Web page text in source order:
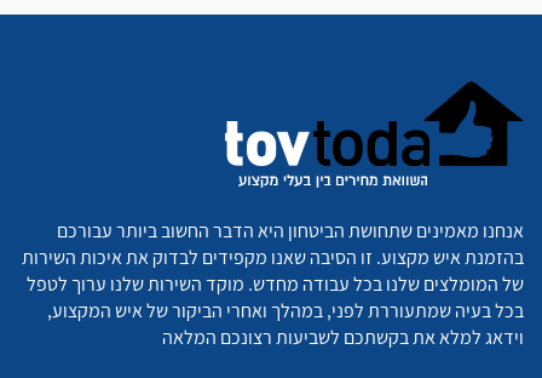
אנחנו מאמינים שתחושת הביטחון היא הדבר החשוב ביותר עבורכם
בהזמנת איש מקצוע. זו הסיבה שאנו מקפידים לבדוק את איכות השירות
של המומלצים שלנו בכל עבודה מחדש. מוקד השירות שלנו ערוך לטפל
בכל בעיה שמתעוררת לפני, במהלך ואחרי הביקור של איש המקצוע,
וידאג למלא את בקשתכם לשביעות רצונכם המלאה